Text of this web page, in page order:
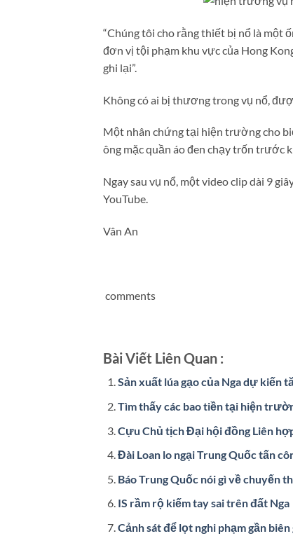
“Chúng tôi cho rằng thiết bị nổ là một
đơn vị tội phạm khu vực của Hong
ghi lại”.
Không có ai bị thương trong vụ nổ,
Một nhân chứng tại hiện trường cho
ông mặc quần áo đen chạy trốn trước
Ngay sau vụ nổ, một video clip dài 9
YouTube.
Vân An
comments
Bài Viết Liên Quan :
Sản xuất lúa gạo của Nga dự kiến
Tìm thấy các bao tiền tại hiện
Cựu Chủ tịch Đại hội đồng Liên
Đài Loan lo ngại Trung Quốc tấn
Báo Trung Quốc nói gì về chuyến
IS rầm rộ kiếm tay sai trên đất Nga
Cảnh sát để lọt nghi phạm gần